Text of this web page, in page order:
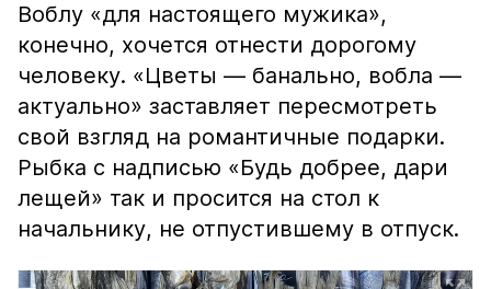
Воблу «для настоящего мужика»,
конечно, хочется отнести дорогому
человеку. «Цветы — банально, вобла —
актуально» заставляет пересмотреть
свой взгляд на романтичные подарки.
Рыбка с надписью «Будь добрее, дари
лещей» так и просится на стол к
начальнику, не отпустившему в отпуск.